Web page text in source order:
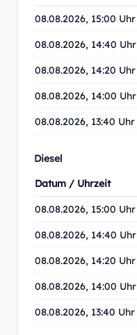
08.08.2026, 15:00 Uhr
08.08.2026, 14:40 Uhr
08.08.2026, 14:20 Uhr
08.08.2026, 14:00 Uhr
08.08.2026, 13:40 Uhr
Diesel
Datum / Uhrzeit
08.08.2026, 15:00 Uhr
08.08.2026, 14:40 Uhr
08.08.2026, 14:20 Uhr
08.08.2026, 14:00 Uhr
08.08.2026, 13:40 Uhr